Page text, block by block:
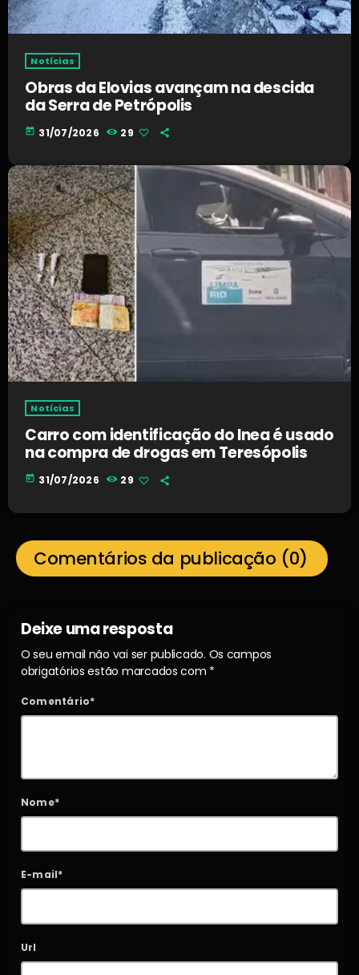
Notícias
Obras da Elovias avançam na descida
da Serra de Petrópolis
today 31/07/2026 29
Notícias
Carro com identificação do Inea é usado
na compra de drogas em Teresópolis
today 31/07/2026 29
Comentários da publicação (0)
Deixe uma resposta
O seu email não vai ser publicado. Os campos
obrigatórios estão marcados com *
Comentário*
Nome*
E-mail*
Url